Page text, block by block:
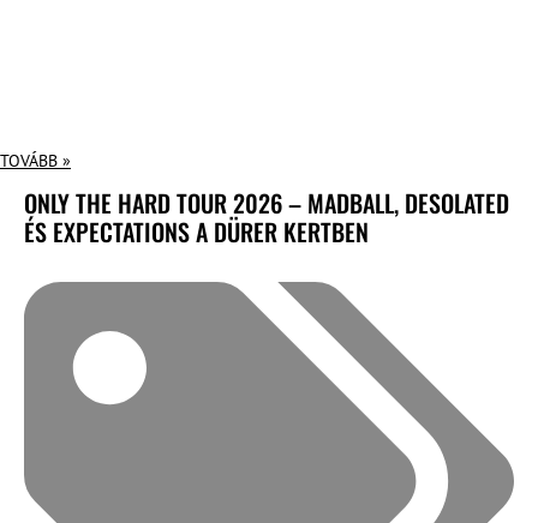
TOVÁBB »
ONLY THE HARD TOUR 2026 – MADBALL, DESOLATED
ÉS EXPECTATIONS A DÜRER KERTBEN